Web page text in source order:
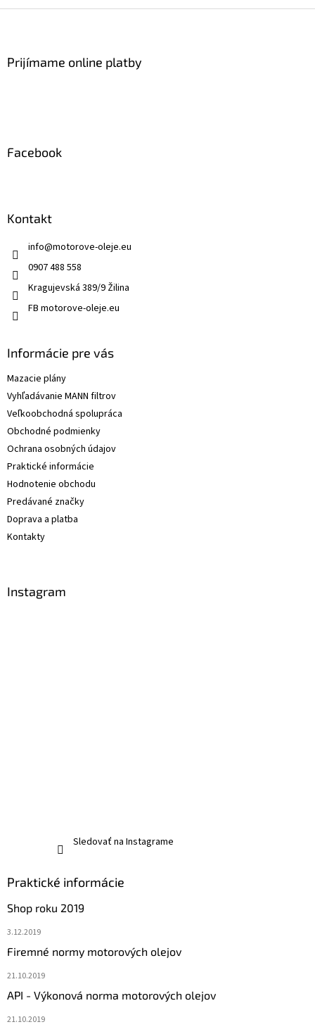
Prijímame online platby
Facebook
Kontakt
info@motorove-oleje.eu
0907 488 558
Kragujevská 389/9 Žilina
FB motorove-oleje.eu
Informácie pre vás
Mazacie plány
Vyhľadávanie MANN filtrov
Veľkoobchodná spolupráca
Obchodné podmienky
Ochrana osobných údajov
Praktické informácie
Hodnotenie obchodu
Predávané značky
Doprava a platba
Kontakty
Instagram
Sledovať na Instagrame
Praktické informácie
Shop roku 2019
3.12.2019
Firemné normy motorových olejov
21.10.2019
API - Výkonová norma motorových olejov
21.10.2019